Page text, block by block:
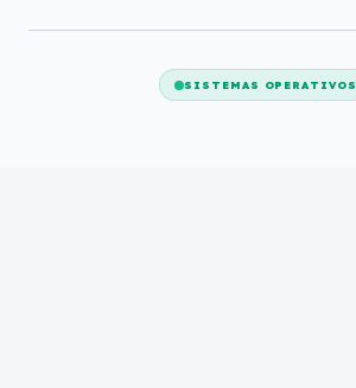
SISTEMAS OPERATIVOS